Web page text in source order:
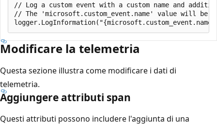
// Log a custom event with a custom name and
// The 'microsoft.custom_event.name' value will be
Modificare la telemetria
Questa sezione illustra come modificare i dati di
telemetria.
Aggiungere attributi span
Questi attributi possono includere l'aggiunta di una